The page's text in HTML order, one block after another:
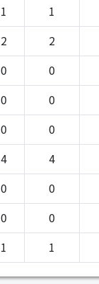
1 1
2 2
0 0
0 0
0 0
4 4
0 0
0 0
1 1